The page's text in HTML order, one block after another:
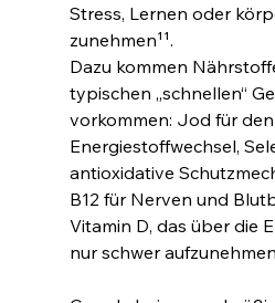
Stress, Lernen oder
zunehmen¹¹.
Dazu kommen
typischen „schnellen“
vorkommen: Jod für den
Energiestoffwechsel,
antioxidative
B12 für Nerven und
Vitamin D, das über die
nur schwer aufzunehmen